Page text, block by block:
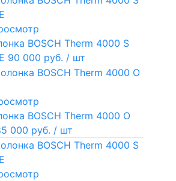
BOSCH Therm 4000 S
90 000 руб. / шт
BOSCH Therm 4000 O
000 руб. / шт